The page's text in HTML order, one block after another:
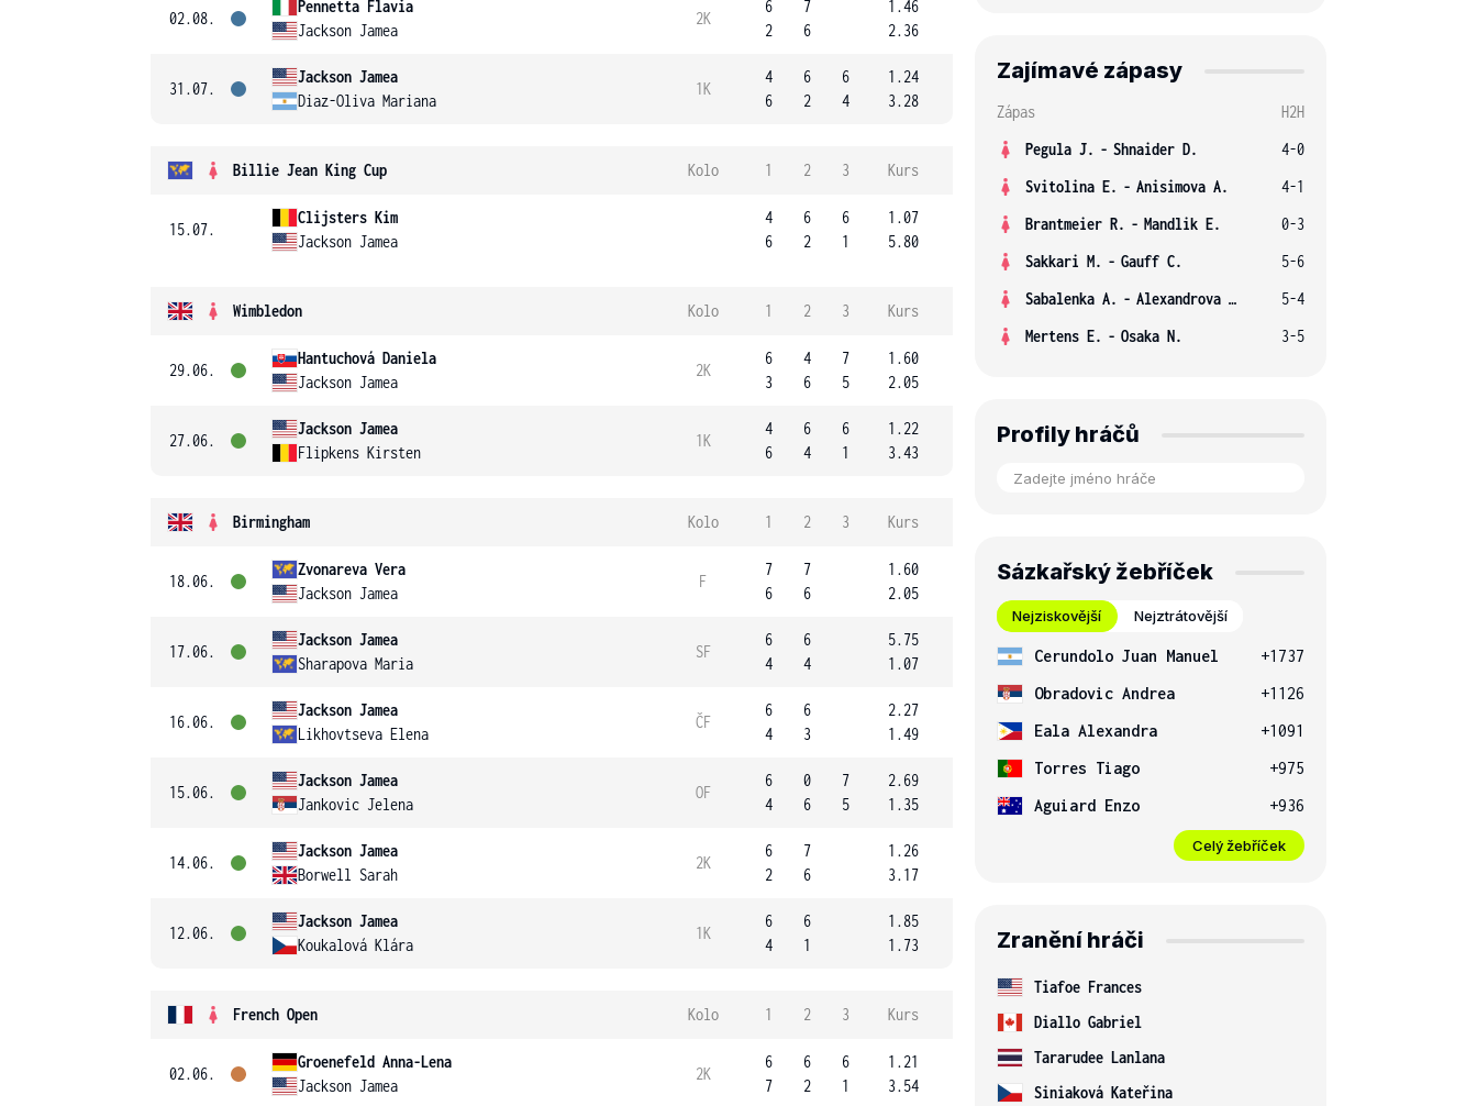
02.08.
Pennetta Flavia
Jackson Jamea
2K
6
2
7
6
1.46
2.36
31.07.
Jackson Jamea
Diaz-Oliva Mariana
1K
4
6
6
2
6
4
1.24
3.28
Billie Jean King Cup Kolo 1 2 3 Kurs
15.07.
Clijsters Kim
Jackson Jamea
4
6
6
2
6
1
1.07
5.80
Wimbledon Kolo 1 2 3 Kurs
29.06.
Hantuchová Daniela
Jackson Jamea
2K
6
3
4
6
7
5
1.60
2.05
27.06.
Jackson Jamea
Flipkens Kirsten
1K
4
6
6
4
6
1
1.22
3.43
Birmingham Kolo 1 2 3 Kurs
18.06.
Zvonareva Vera
Jackson Jamea
F
7
6
7
6
1.60
2.05
17.06.
Jackson Jamea
Sharapova Maria
SF
6
4
6
4
5.75
1.07
16.06.
Jackson Jamea
Likhovtseva Elena
ČF
6
4
6
3
2.27
1.49
15.06.
Jackson Jamea
Jankovic Jelena
OF
6
4
0
6
7
5
2.69
1.35
14.06.
Jackson Jamea
Borwell Sarah
2K
6
2
7
6
1.26
3.17
12.06.
Jackson Jamea
Koukalová Klára
1K
6
4
6
1
1.85
1.73
French Open Kolo 1 2 3 Kurs
02.06.
Groenefeld Anna-Lena
Jackson Jamea
2K
6
7
6
2
6
1
1.21
3.54
Zajímavé zápasy
Zápas
H2H
Pegula J. - Shnaider D.
4-0
Svitolina E. - Anisimova A.
4-1
Brantmeier R. - Mandlik E.
0-3
Sakkari M. - Gauff C.
5-6
Sabalenka A. - Alexandrova E.
5-4
Mertens E. - Osaka N. 3-5
Profily hráčů
Sázkařský žebříček
Nejziskovější Nejztrátovější
Cerundolo Juan Manuel
+1737
Obradovic Andrea
+1126
Eala Alexandra
+1091
Torres Tiago
+975
Aguiard Enzo
+936
Celý žebříček
Zranění hráči
Tiafoe Frances
Diallo Gabriel
Tararudee Lanlana
Siniaková Kateřina